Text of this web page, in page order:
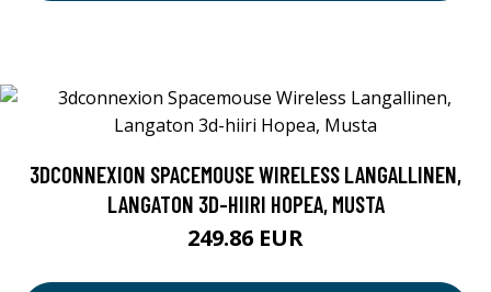
3DCONNEXION SPACEMOUSE WIRELESS LANGALLINEN,
LANGATON 3D-HIIRI HOPEA, MUSTA
249.86 EUR